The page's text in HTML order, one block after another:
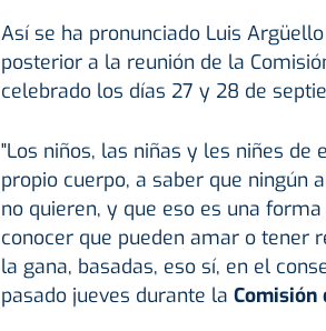
Así se ha pronunciado Luis
posterior a la reunión de la
celebrado los días 27 y 28 de
"Los niños, las niñas y les niñes de
propio cuerpo, a saber que ningún
no quieren, y que eso es una
conocer que pueden amar o tener
la gana, basadas, eso sí, en el
pasado jueves durante la Comisión